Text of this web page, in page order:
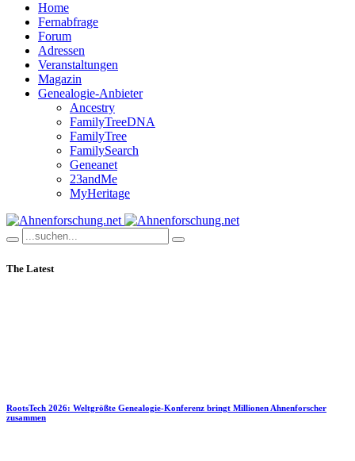
Home
Fernabfrage
Forum
Adressen
Veranstaltungen
Magazin
Genealogie-Anbieter
Ancestry
FamilyTreeDNA
FamilyTree
FamilySearch
Geneanet
23andMe
MyHeritage
The Latest
RootsTech 2026: Weltgrößte Genealogie-Konferenz bringt Millionen Ahnenforscher
zusammen